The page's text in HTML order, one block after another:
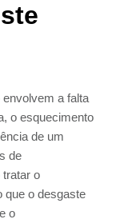
a falta
o esquecimento
de um
de
o
que o desgaste
o